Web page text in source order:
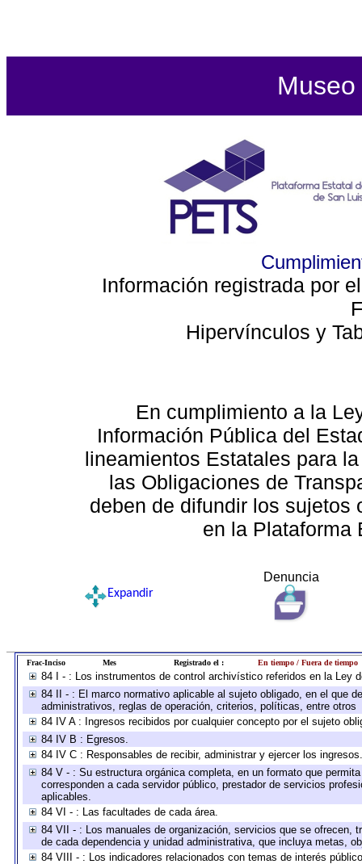
Información registrada por
Hipervínculos y
En cumplimiento a la
Información Pública del
lineamientos Estatales para
las Obligaciones de
deben de difundir los sujetos
en la Plataforma
Denuncia
Expandir
Frac-Inciso Mes Registrado el : En tiempo / Fuera de tiempo
84 I - : Los instrumentos de control archivístico referidos en la Ley
84 II - : El marco normativo aplicable al sujeto obligado, en el que
administrativos, reglas de operación, criterios, políticas, entre otros
84 IV A : Ingresos recibidos por cualquier concepto por el sujeto
84 IV B : Egresos.
84 IV C : Responsables de recibir, administrar y ejercer los ingresos.
84 V - : Su estructura orgánica completa, en un formato que
corresponden a cada servidor público, prestador de servicios
aplicables.
84 VI - : Las facultades de cada área.
84 VII - : Los manuales de organización, servicios que se
de cada dependencia y unidad administrativa, que incluya metas,
84 VIII - : Los indicadores relacionados con temas de interés